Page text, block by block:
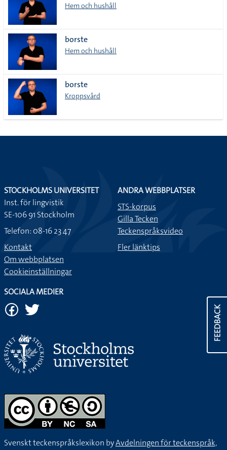
lista
Hem och hushåll
borste
Hem och hushåll
borste
Kroppsvård
FEEDBACK
STOCKHOLMS UNIVERSITET
Inst. för lingvistik
SE-106 91 Stockholm
Telefon: 08-16 23 47
Kontakt
Om webbplatsen
Cookieinställningar
ANDRA WEBBPLATSER
STS-korpus
Gilla Tecken
Teckenspråksvideo
Fler länktips
SOCIALA MEDIER
Svenskt teckenspråkslexikon byAvdelningen för teckenspråk,